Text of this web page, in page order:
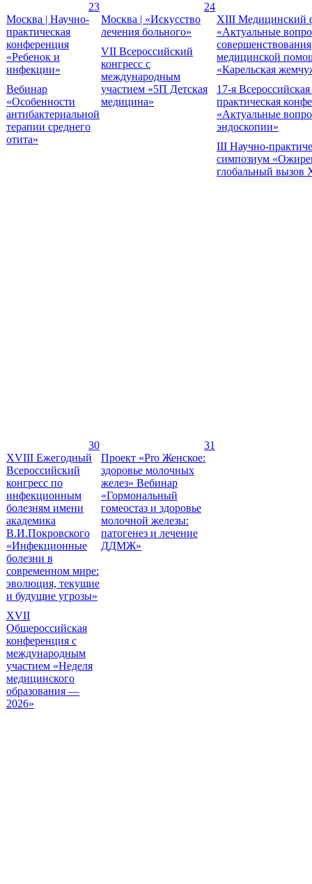
23
Москва | Научно-
практическая
конференция
«Ребенок и
инфекции»
Вебинар
«Особенности
антибактериальной
терапии среднего
отита»
24
Москва | «Искусство
лечения больного»
VII Всероссийский
конгресс с
международным
участием «5П Детская
медицина»
XIII Медицинский
«Актуальные
совершенствования
медицинской
«Карельская
17-я
практическая
«Актуальные
эндоскопии»
III Научно-
симпозиум
глобальный вызов
30
XVIII Ежегодный
Всероссийский
конгресс по
инфекционным
болезням имени
академика
В.И.Покровского
«Инфекционные
болезни в
современном мире:
эволюция, текущие
и будущие угрозы»
XVII
Общероссийская
конференция с
международным
участием «Неделя
медицинского
образования —
2026»
31
Проект «Pro Женское:
здоровье молочных
желез» Вебинар
«Гормональный
гомеостаз и здоровье
молочной железы:
патогенез и лечение
ДДМЖ»